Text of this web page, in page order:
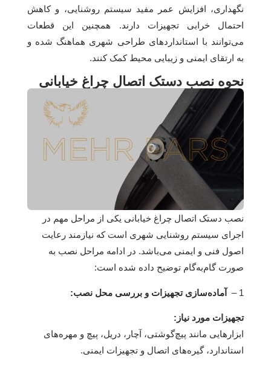
نگهداری، افزایش عمر مفید سیستم روشنایی، و کاهش
احتمال خرابی تجهیزات دارند. همچنین این قطعات
می‌توانند با استانداردهای طراحی شهری هماهنگ شده و
به ارتقای ایمنی و زیبایی محیط کمک کنند.
نحوه نصب دستک اتصال چراغ خیابانی
نصب دستک اتصال چراغ خیابانی یکی از مراحل مهم در
اجرای سیستم روشنایی شهری است که نیازمند رعایت
اصول فنی و ایمنی می‌باشد. در ادامه مراحل نصب به
صورت گام‌به‌گام توضیح داده شده است:
1 – آماده‌سازی تجهیزات و بررسی محل نصب:
تجهیزات مورد نیاز:
ابزارهایی مانند پیچ‌گوشتی، آچار، دریل، پیچ و مهره‌های
استاندارد، گیره‌های اتصال و تجهیزات ایمنی.